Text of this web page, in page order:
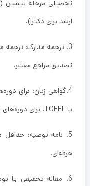
تحصیلی مرحله پیشین
ارشد برای دکترا).
3. ترجمه مدارک: ترجمه
تصدیق مراجع معتبر.
یا TOEFL. برای دوره‌های چینی، گواهی زبان HSK.
5. نامه توصیه: حداقل
حرفه‌ای.
6. مقاله تحقیقی یا